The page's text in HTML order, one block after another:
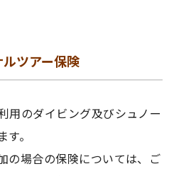
ツアー保険
用のダイビング及びシュノー
。
の場合の保険については、ご